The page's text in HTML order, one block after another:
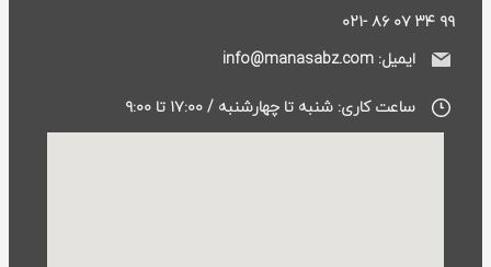
۹۹ ۳۴ ۰۷ ۸۶ -۰۲۱
ایمیل: info@manasabz.com
ساعت کاری: شنبه تا چهارشنبه / ۱۷:۰۰ تا ۹:۰۰